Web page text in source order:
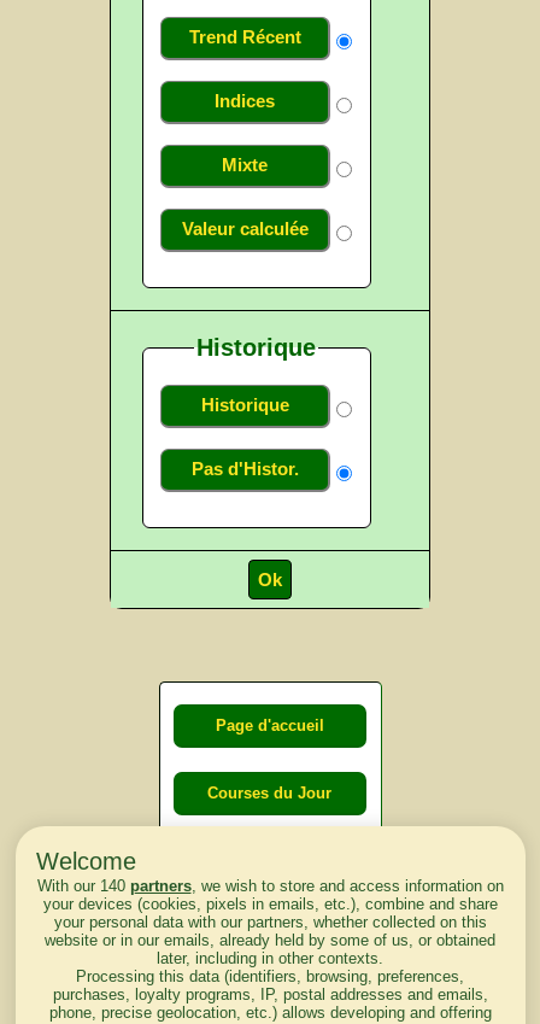
Trend Récent
Indices
Mixte
Valeur calculée
Historique
Historique
Pas d'Histor.
Page d'accueil
Courses du Jour
lendemain
Courses
d'aujourd'hui
Welcome
With our 140 partners, we wish to store and access information on
your devices (cookies, pixels in emails, etc.), combine and share
your personal data with our partners, whether collected on this
website or in our emails, already held by some of us, or obtained
later, including in other contexts.
Processing this data (identifiers, browsing, preferences,
purchases, loyalty programs, IP, postal addresses and emails,
phone, precise geolocation, etc.) allows developing and offering